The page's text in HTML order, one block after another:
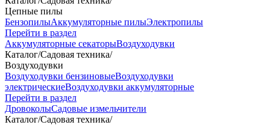
Цепные пилы
БензопилыАккумуляторные пилыЭлектропилы
Перейти в раздел
Аккумуляторные секаторыВоздуходувки
Каталог/Садовая техника/
Воздуходувки
Воздуходувки бензиновыеВоздуходувки
электрическиеВоздуходувки аккумуляторные
Перейти в раздел
ДровоколыСадовые измельчители
Каталог/Садовая техника/